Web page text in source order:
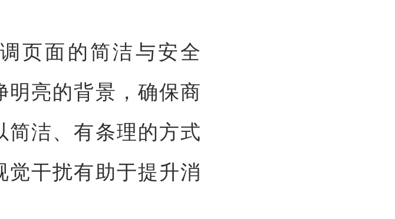
页面的简洁与安全
亮的背景，确保商
洁、有条理的方式
干扰有助于提升消